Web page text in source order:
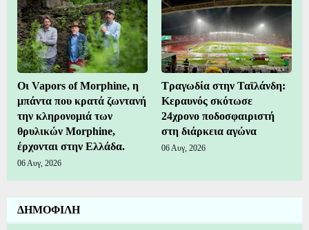
Οι Vapors of Morphine, η
μπάντα που κρατά ζωντανή
την κληρονομιά των
θρυλικών Morphine,
έρχονται στην Ελλάδα.
06 Αυγ, 2026
Τραγωδία στην Ταϊλάνδη:
Κεραυνός σκότωσε
24χρονο ποδοσφαιριστή
στη διάρκεια αγώνα
06 Αυγ, 2026
ΔΗΜΟΦΙΛΗ